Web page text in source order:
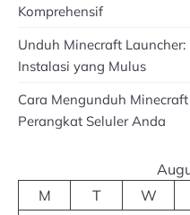
Komprehensif
Unduh Minecraft
Instalasi yang Mulus
Cara Mengunduh
Perangkat Seluler Anda
M
T W